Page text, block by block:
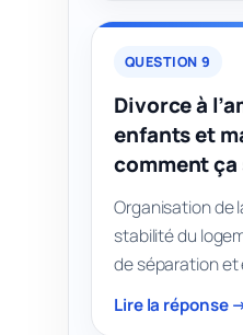
QUESTION 9
Divorce à
enfants et
comment ça
Organisation de
stabilité du
de séparation et
Lire la réponse